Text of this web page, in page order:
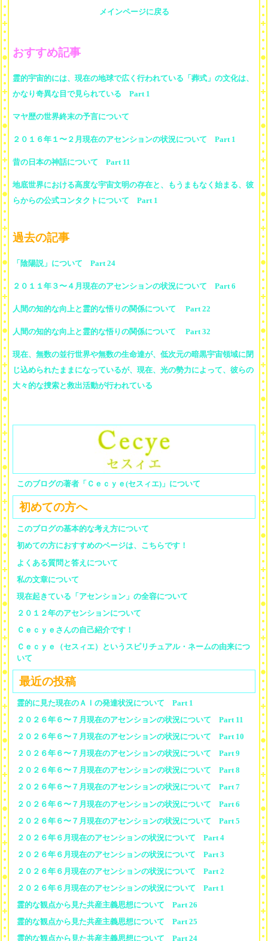
メインページに戻る
おすすめ記事
霊的宇宙的には、現在の地球で広く行われている「葬式」の文化は、
かなり奇異な目で見られている Part 1
マヤ歴の世界終末の予言について
２０１６年１〜２月現在のアセンションの状況について Part 1
昔の日本の神話について Part 11
地底世界における高度な宇宙文明の存在と、もうまもなく始まる、彼
らからの公式コンタクトについて Part 1
過去の記事
「陰陽説」について Part 24
２０１１年３〜４月現在のアセンションの状況について Part 6
人間の知的な向上と霊的な悟りの関係について Part 22
人間の知的な向上と霊的な悟りの関係について Part 32
現在、無数の並行世界や無数の生命達が、低次元の暗黒宇宙領域に閉
じ込められたままになっているが、現在、光の勢力によって、彼らの
大々的な捜索と救出活動が行われている
このブログの著者「Ｃｅｃｙｅ(セスィエ)」について
初めての方へ
このブログの基本的な考え方について
初めての方におすすめのページは、こちらです！
よくある質問と答えについて
私の文章について
現在起きている「アセンション」の全容について
２０１２年のアセンションについて
Ｃｅｃｙｅさんの自己紹介です！
Ｃｅｃｙｅ（セスィエ）というスピリチュアル・ネームの由来につ
いて
最近の投稿
霊的に見た現在のＡＩの発達状況について Part 1
２０２６年６〜７月現在のアセンションの状況について Part 11
２０２６年６〜７月現在のアセンションの状況について Part 10
２０２６年６〜７月現在のアセンションの状況について Part 9
２０２６年６〜７月現在のアセンションの状況について Part 8
２０２６年６〜７月現在のアセンションの状況について Part 7
２０２６年６〜７月現在のアセンションの状況について Part 6
２０２６年６〜７月現在のアセンションの状況について Part 5
２０２６年６月現在のアセンションの状況について Part 4
２０２６年６月現在のアセンションの状況について Part 3
２０２６年６月現在のアセンションの状況について Part 2
２０２６年６月現在のアセンションの状況について Part 1
霊的な観点から見た共産主義思想について Part 26
霊的な観点から見た共産主義思想について Part 25
霊的な観点から見た共産主義思想について Part 24